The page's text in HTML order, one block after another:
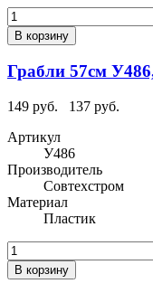
В корзину
Грабли 57см
149 руб.
137 руб.
Артикул
У486
Производитель
Совтехстром
Материал
Пластик
В корзину